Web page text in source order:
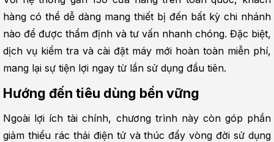
hàng có thể dễ dàng mang thiết bị đến bất kỳ chi nhánh
nào để được thẩm định và tư vấn nhanh chóng. Đặc biệt,
dịch vụ kiểm tra và cài đặt máy mới hoàn toàn miễn phí,
mang lại sự tiện lợi ngay từ lần sử dụng đầu tiên.
Hướng đến tiêu dùng bền vững
Ngoài lợi ích tài chính, chương trình này còn góp phần
giảm thiểu rác thải điện tử và thúc đẩy vòng đời sử dụng